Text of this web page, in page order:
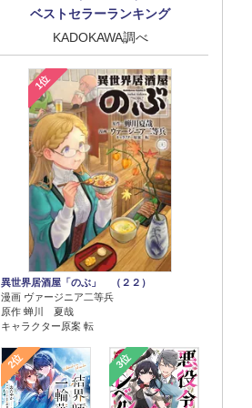
ベストセラーランキング
KADOKAWA調べ
1位
異世界居酒屋「のぶ」 （２２）
漫画 ヴァージニア二等兵
原作 蝉川 夏哉
キャラクター原案 転
2位 3位